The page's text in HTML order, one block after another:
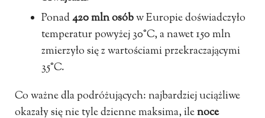
Ponad420 mln osóbw Europie doświadczyło
temperatur powyżej 30°C, a nawet 150 mln
zmierzyło się z wartościami przekraczającymi
35°C.
Co ważne dla podróżujących: najbardziej uciążliwe
okazały się nie tyle dzienne maksima, ilenoce